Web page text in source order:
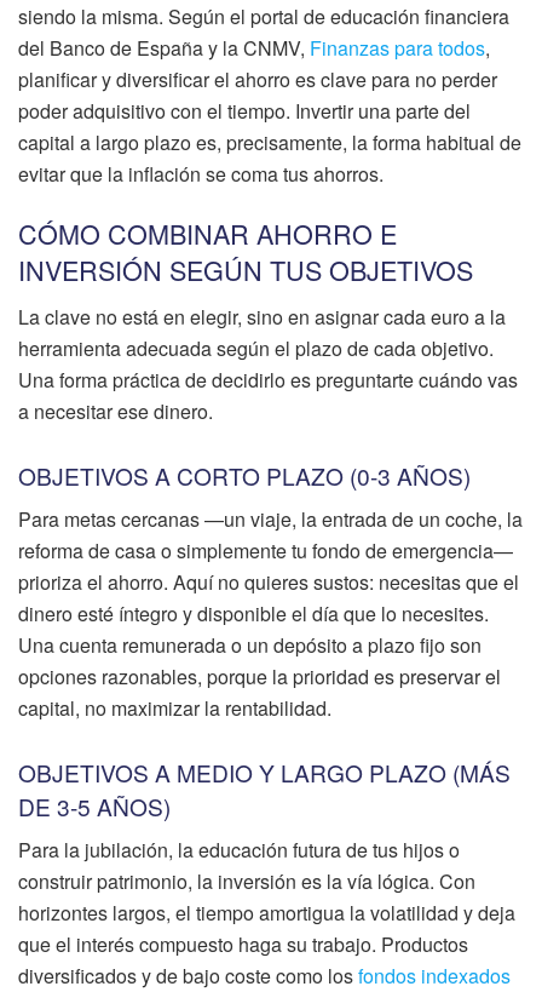
siendo la misma. Según el portal de educación financiera
del Banco de España y la CNMV, Finanzas para todos,
planificar y diversificar el ahorro es clave para no perder
poder adquisitivo con el tiempo. Invertir una parte del
capital a largo plazo es, precisamente, la forma habitual de
evitar que la inflación se coma tus ahorros.
CÓMO COMBINAR AHORRO E
INVERSIÓN SEGÚN TUS OBJETIVOS
La clave no está en elegir, sino en asignar cada euro a la
herramienta adecuada según el plazo de cada objetivo.
Una forma práctica de decidirlo es preguntarte cuándo vas
a necesitar ese dinero.
OBJETIVOS A CORTO PLAZO (0-3 AÑOS)
Para metas cercanas —un viaje, la entrada de un coche, la
reforma de casa o simplemente tu fondo de emergencia—
prioriza el ahorro. Aquí no quieres sustos: necesitas que el
dinero esté íntegro y disponible el día que lo necesites.
Una cuenta remunerada o un depósito a plazo fijo son
opciones razonables, porque la prioridad es preservar el
capital, no maximizar la rentabilidad.
OBJETIVOS A MEDIO Y LARGO PLAZO (MÁS
DE 3-5 AÑOS)
Para la jubilación, la educación futura de tus hijos o
construir patrimonio, la inversión es la vía lógica. Con
horizontes largos, el tiempo amortigua la volatilidad y deja
que el interés compuesto haga su trabajo. Productos
diversificados y de bajo coste como losfondos indexados